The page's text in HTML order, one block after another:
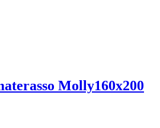
Molly160x200